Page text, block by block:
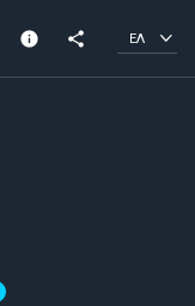
info share ΕΛ